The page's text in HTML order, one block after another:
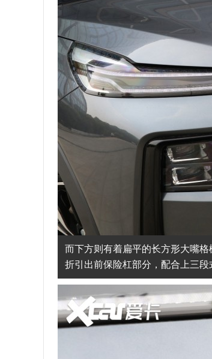
而下方则有着扁平的长方形大嘴
折引出前保险杠部分，配合上三段